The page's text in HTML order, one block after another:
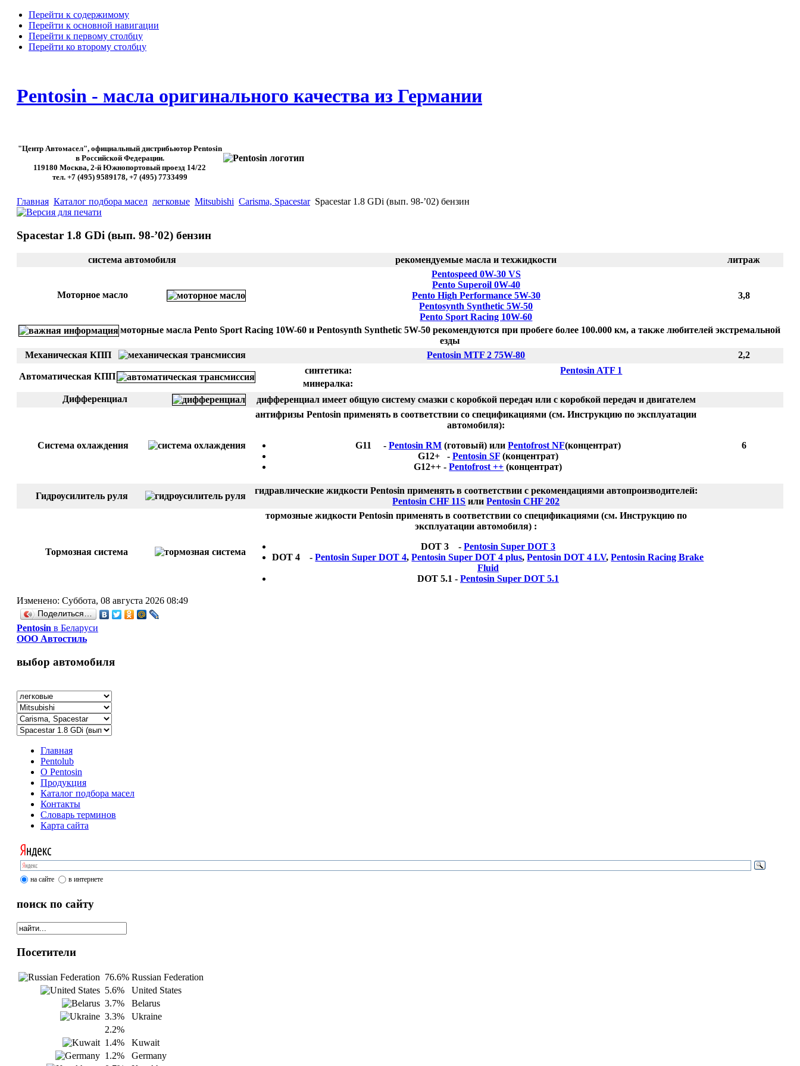
Перейти к содержимому
Перейти к основной навигации
Перейти к первому столбцу
Перейти ко второму столбцу
Pentosin - масла оригинального качества из Германии
"Центр Автомасел", официальный дистрибьютор Pentosin
в Российской Федерации.
119180 Москва, 2-й Южнопортовый проезд 14/22
тел. +7 (495) 9589178, +7 (495) 7733499
Главная Каталог подбора масел легковые Mitsubishi Carisma, Spacestar Spacestar 1.8 GDi (вып. 98-’02) бензин
Spacestar 1.8 GDi (вып. 98-’02) бензин
система автомобиля рекомендуемые масла и техжидкости литраж
Моторное масло
Pentospeed 0W-30 VS
Pento Superoil 0W-40
Pento High Performance 5W-30
Pentosynth Synthetic 5W-50
Pento Sport Racing 10W-60
3,8
моторные масла Pento Sport Racing 10W-60 и Pentosynth Synthetic 5W-50 рекомендуются при пробеге более 100.000 км, а также любителей экстремальной
езды
Механическая КПП
Pentosin MTF 2 75W-80 2,2
Автоматическая КПП
синтетика:
Pentosin ATF 1
минералка:
Дифференциал
дифференциал имеет общую систему смазки с коробкой передач или с коробкой передач и двигателем
Система охлаждения
антифризы Pentosin применять в соответствии со спецификациями (см. Инструкцию по эксплуатации
автомобиля):
G11 - Pentosin RM(готовый) или Pentofrost NF(концентрат)
G12+ - Pentosin SF(концентрат)
G12++ -Pentofrost ++ (концентрат)
6
Гидроусилитель руля
гидравлические жидкости Pentosin применять в соответствии с рекомендациями автопроизводителей:
Pentosin CHF 11S илиPentosin CHF 202
Тормозная система
тормозные жидкости Pentosin применять в соответствии со спецификациями (см. Инструкцию по
эксплуатации автомобиля) :
DOT 3 - Pentosin Super DOT 3
DOT 4 -Pentosin Super DOT 4,Pentosin Super DOT 4 plus,Pentosin DOT 4 LV,Pentosin Racing Brake
Fluid
DOT 5.1 - Pentosin Super DOT 5.1
Изменено: Суббота, 08 августа 2026 08:49
Поделиться…
Рentosin в Беларуси
ООО Автостиль
выбор автомобиля
Главная
Pentolub
О Pentosin
Продукция
Каталог подбора масел
Контакты
Словарь терминов
Карта сайта
на сайте в интернете
поиск по сайту
Посетители
76.6% Russian Federation
5.6%
United States
3.7%
Belarus
3.3%
Ukraine
2.2%
1.4%
Kuwait
1.2%
Germany